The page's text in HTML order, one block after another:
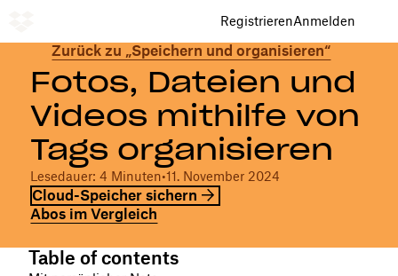
RegistrierenAnmelden
Zurück zu „Speichern und organisieren“
Fotos, Dateien und
Videos mithilfe von
Tags organisieren
Lesedauer: 4 Minuten•11. November 2024
Cloud-Speicher sichern
Abos im Vergleich
Table of contents